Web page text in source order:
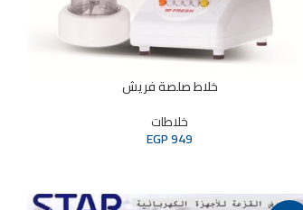
خلاط صلصة فريش
خلاطات
EGP949